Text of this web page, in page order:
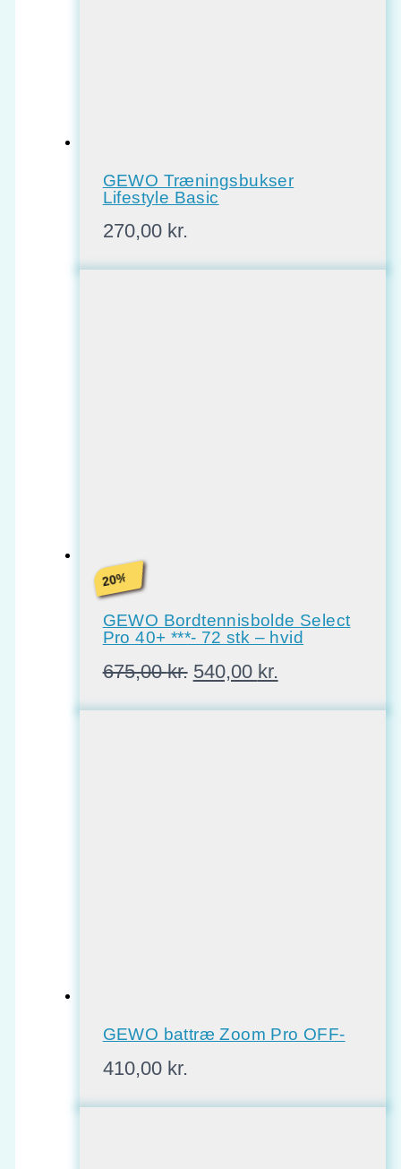
GEWO Træningsbukser
Lifestyle Basic
270,00 kr.
20%
GEWO Bordtennisbolde Select
Pro 40+ ***- 72 stk – hvid
675,00kr. Den
pris
540,00 kr.
pris
GEWO battræ Zoom Pro OFF-
410,00 kr.